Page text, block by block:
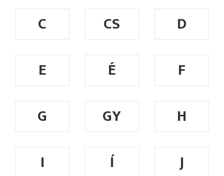
C
CS
D
E
É
F
G
GY
H
I
Í
J